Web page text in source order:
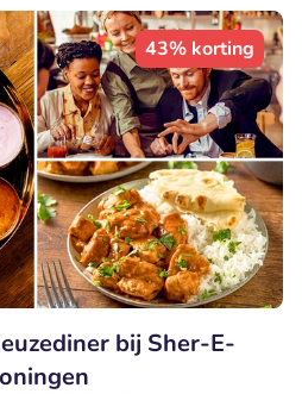
43% korting
bij Sher-E-